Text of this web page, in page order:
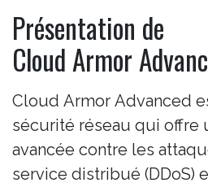
Présentation de
Cloud Armor
Cloud Armor Advanced
sécurité réseau qui offre
avancée contre les
service distribué (DDoS)